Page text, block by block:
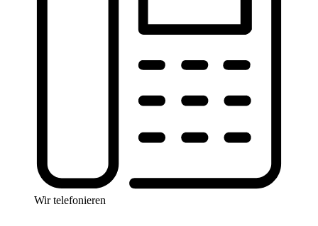
Wir telefonieren